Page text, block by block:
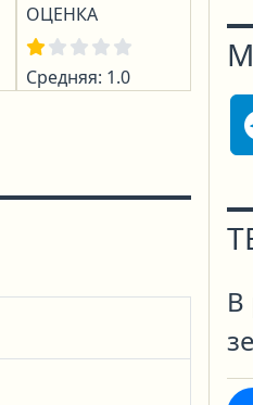
ОЦЕНКА
Средняя: 1.0
В